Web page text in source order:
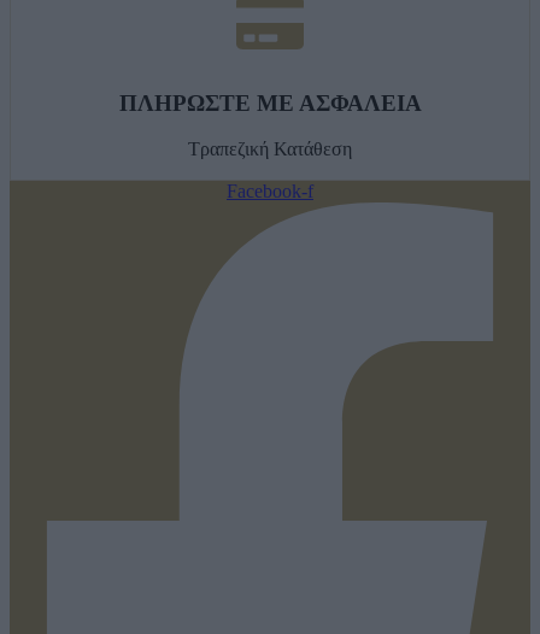
ΠΛΗΡΩΣΤΕ ΜΕ ΑΣΦΑΛΕΙΑ
Τραπεζική Κατάθεση
Facebook-f